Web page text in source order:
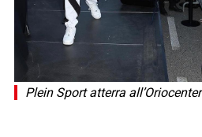
Plein Sport atterra all’Oriocenter